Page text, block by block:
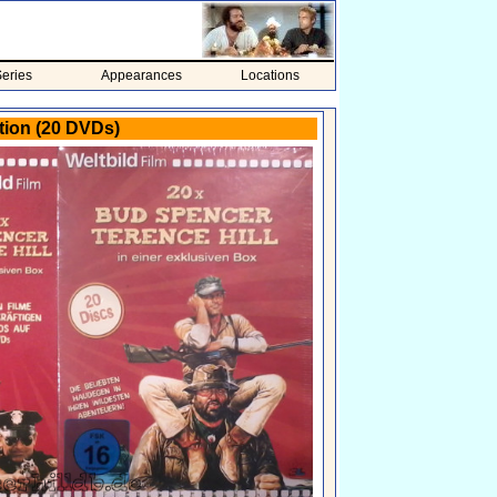
Appearances Locations
(20 DVDs)